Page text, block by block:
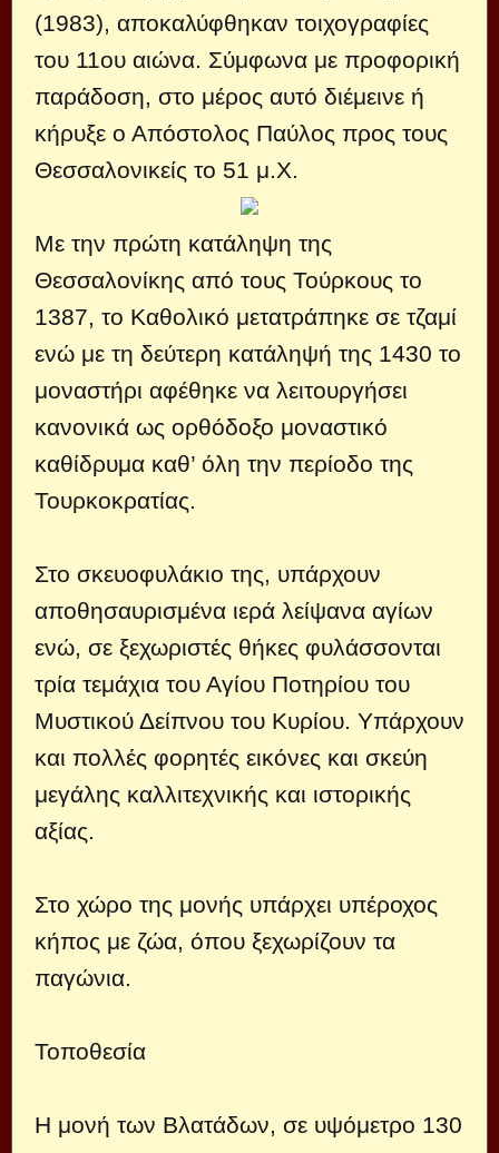
(1983), αποκαλύφθηκαν τοιχογραφίες
του 11ου αιώνα. Σύμφωνα με προφορική
παράδοση, στο μέρος αυτό διέμεινε ή
κήρυξε ο Απόστολος Παύλος προς τους
Θεσσαλονικείς το 51 μ.Χ.
Με την πρώτη κατάληψη της
Θεσσαλονίκης από τους Τούρκους το
1387, το Καθολικό μετατράπηκε σε τζαμί
ενώ με τη δεύτερη κατάληψή της 1430 το
μοναστήρι αφέθηκε να λειτουργήσει
κανονικά ως ορθόδοξο μοναστικό
καθίδρυμα καθ’ όλη την περίοδο της
Τουρκοκρατίας.
Στο σκευοφυλάκιο της, υπάρχουν
αποθησαυρισμένα ιερά λείψανα αγίων
ενώ, σε ξεχωριστές θήκες φυλάσσονται
τρία τεμάχια του Αγίου Ποτηρίου του
Μυστικού Δείπνου του Κυρίου. Υπάρχουν
και πολλές φορητές εικόνες και σκεύη
μεγάλης καλλιτεχνικής και ιστορικής
αξίας.
Στο χώρο της μονής υπάρχει υπέροχος
κήπος με ζώα, όπου ξεχωρίζουν τα
παγώνια.
Τοποθεσία
Η μονή των Βλατάδων, σε υψόμετρο 130